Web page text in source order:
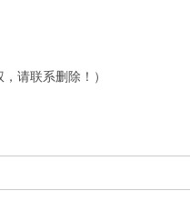
请联系删除！）